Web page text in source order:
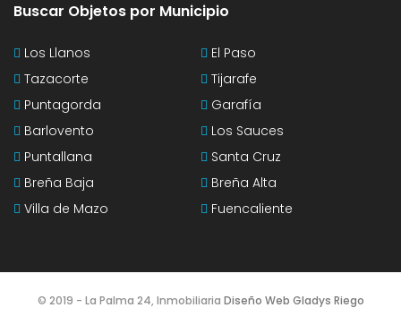
Buscar Objetos por Municipio
Los Llanos
El Paso
Tazacorte
Tijarafe
Puntagorda
Garafía
Barlovento
Los Sauces
Puntallana
Santa Cruz
Breña Baja
Breña Alta
Villa de Mazo
Fuencaliente
© 2019 - La Palma 24, Inmobiliaria Diseño Web Gladys Riego